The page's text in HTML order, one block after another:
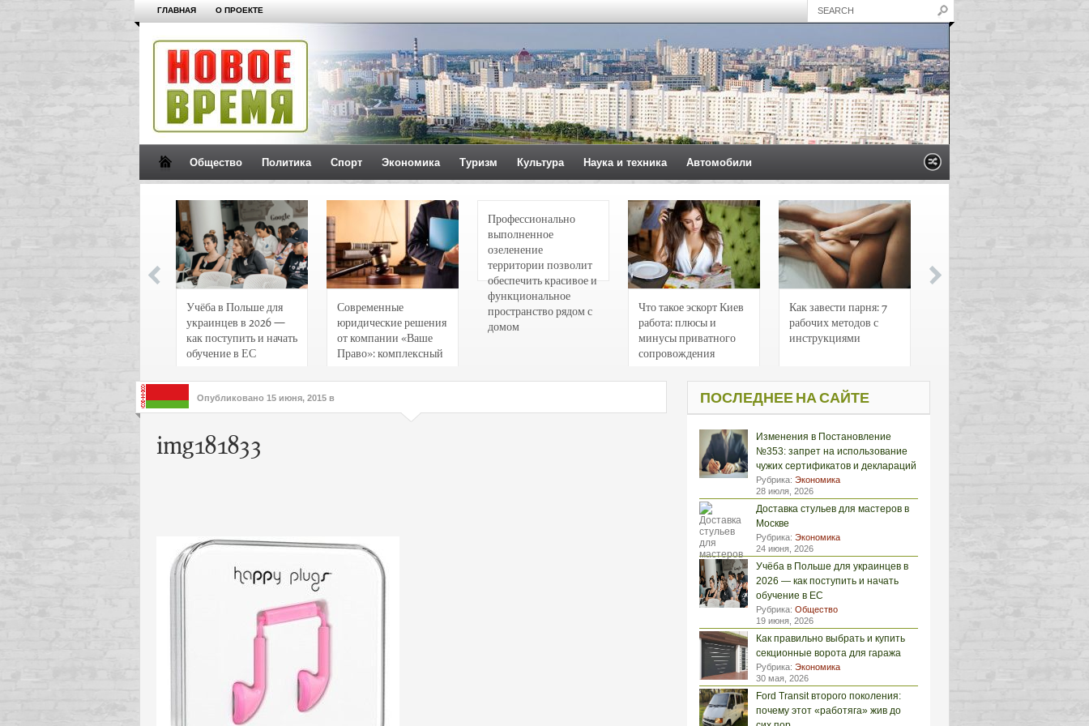
ГЛАВНАЯ О ПРОЕКТЕ
Общество Политика Спорт Экономика Туризм Культура Наука и техника Автомобили
Учёба в Польше для
украинцев в 2026 —
как поступить и начать
обучение в ЕС
Современные
юридические решения
от компании «Ваше
Право»: комплексный
интересов клиентов
Профессионально
выполненное
озеленение
территории позволит
обеспечить красивое и
функциональное
пространство рядом с
домом
Что такое эскорт Киев
работа: плюсы и
минусы приватного
сопровождения
Как завести парня: 7
рабочих методов с
инструкциями
Опубликовано 15 июня, 2015 в
img181833
ПОСЛЕДНЕЕ НА САЙТЕ
Изменения в Постановление
№353: запрет на использование
чужих сертификатов и деклараций
Рубрика: Экономика
28 июля, 2026
Доставка стульев для мастеров в
Москве
Рубрика: Экономика
24 июня, 2026
Учёба в Польше для украинцев в
2026 — как поступить и начать
обучение в ЕС
Рубрика: Общество
19 июня, 2026
Как правильно выбрать и купить
секционные ворота для гаража
Рубрика: Экономика
30 мая, 2026
Ford Transit второго поколения:
почему этот «работяга» жив до